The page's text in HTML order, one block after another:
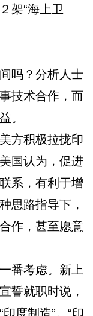
架“海上卫
吗？分析人士
技术合作，而
。
方积极拉拢印
国认为，促进
系，有利于增
思路指导下，
作，甚至愿意
番考虑。新上
誓就职时说，
度制造”。“印